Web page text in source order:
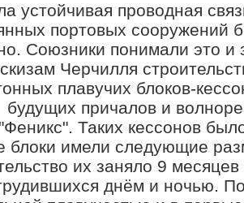
устойчивая проводная
портовых сооружений
Союзники понимали это и
Черчилля
плавучих блоков-
причалов и
Таких кессонов
блоки имели следующие
их заняло 9
днём и ночью.